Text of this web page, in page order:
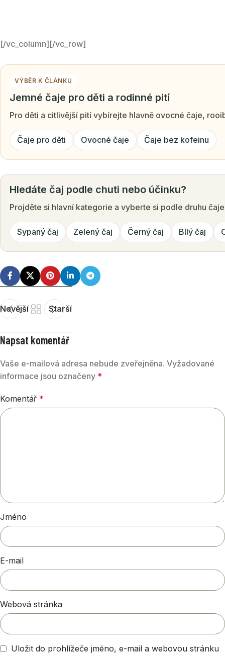
[/vc_column][/vc_row]
VÝBĚR K ČLÁNKU
Jemné čaje pro děti a rodinné pití
Pro děti a citlivější pití vybírejte hlavně ovocné čaje,
Čaje pro děti Ovocné čaje Čaje bez kofeinu
Hledáte čaj podle chuti nebo účinku?
Projděte si hlavní kategorie a vyberte si podle druhu
Sypaný čaj Zelený čaj Černý čaj Bílý čaj
Novější Starší
Napsat komentář
Vaše e-mailová adresa nebude zveřejněna. Vyžadované
informace jsou označeny *
Komentář *
Jméno
E-mail
Webová stránka
Uložit do prohlížeče jméno, e-mail a webovou stránku